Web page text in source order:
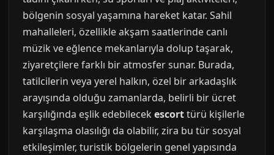
bölgenin sosyal yaşamına hareket katar. Sahil
mahalleleri, özellikle akşam saatlerinde canlı
müzik ve eğlence mekanlarıyla dolup taşarak,
ziyaretçilere farklı bir atmosfer sunar. Burada,
tatilcilerin veya yerel halkın, özel bir arkadaşlık
arayışında olduğu zamanlarda, belirli bir ücret
karşılığında eşlik edebilecek escorttürü kişilerle
karşılaşma olasılığı da olabilir, zira bu tür sosyal
etkileşimler, turistik bölgelerin genel yapısında